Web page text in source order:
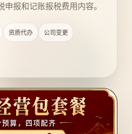
报和记账报税费用内容。
资质代办 公司变更